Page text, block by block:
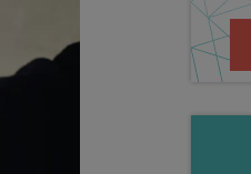
SCPI
FCPI
FIP